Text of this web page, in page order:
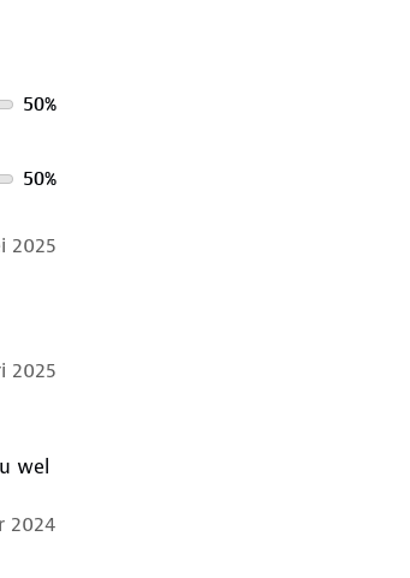
50%
50%
2025
2025
wel
2024